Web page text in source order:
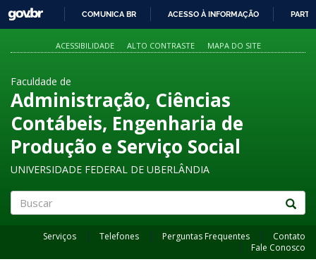
PARA
O
GOVBR
COMUNICA BR ACESSO À INFORMAÇÃO
ACESSIBILIDADE ALTO CONTRASTE MAPA DO SITE
Faculdade de
Administração, Ciências
Contábeis, Engenharia de
Produção e Serviço Social
UNIVERSIDADE FEDERAL DE UBERLÂNDIA
Serviços Telefones Perguntas Frequentes
Contato
Fale Conosco